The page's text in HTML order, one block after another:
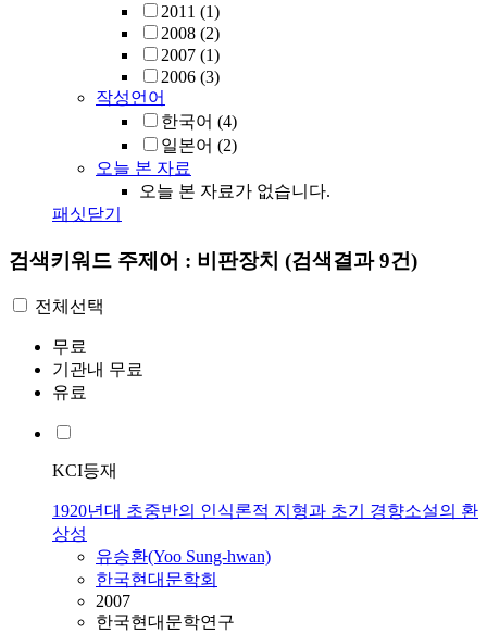
2011 (1)
2008 (2)
2007 (1)
2006 (3)
작성언어
한국어 (4)
일본어 (2)
오늘 본 자료
오늘 본 자료가 없습니다.
패싯닫기
검색키워드 주제어 : 비판장치 (검색결과 9건)
전체선택
무료
기관내 무료
유료
KCI등재
1920년대 초중반의 인식론적 지형과 초기 경향소설의 환
상성
유승환(Yoo Sung-hwan)
한국현대문학회
2007
한국현대문학연구